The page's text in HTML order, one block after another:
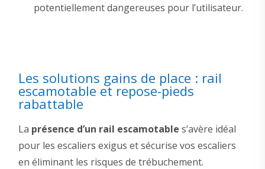
potentiellement dangereuses pour l’utilisateur.
Les solutions gains de place : rail
escamotable et repose-pieds
rabattable
La présence d’un rail escamotable s’avère idéal
pour les escaliers exigus et sécurise vos escaliers
en éliminant les risques de trébuchement.